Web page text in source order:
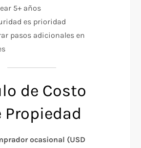
5+ años
es prioridad
pasos adicionales en
de Costo
Propiedad
ocasional (USD